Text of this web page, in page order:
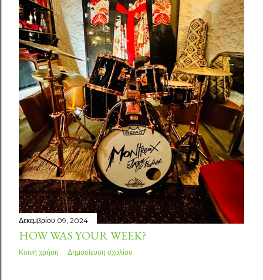
Δεκεμβρίου 09, 2024
HOW WAS YOUR WEEK?
Κοινή χρήση Δημοσίευση σχολίου